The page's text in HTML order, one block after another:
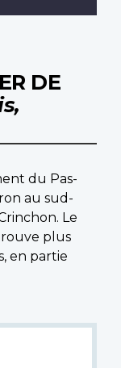
DE
du Pas-
au sud-
Le
plus
en partie